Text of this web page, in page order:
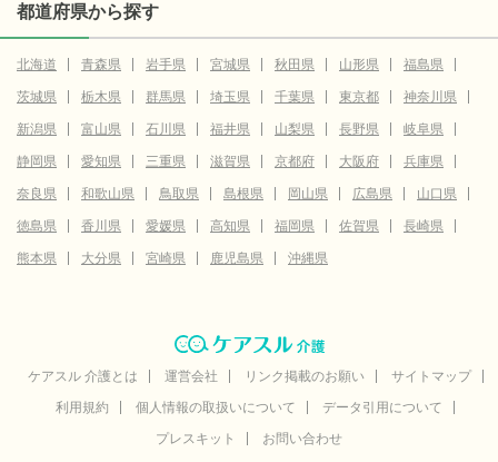
都道府県から探す
北海道 青森県 岩手県 宮城県 秋田県 山形県
福島県
茨城県
栃木県 群馬県 埼玉県 千葉県 東京都
神奈川県
新潟県
富山県 石川県 福井県 山梨県 長野県
岐阜県
静岡県
愛知県 三重県 滋賀県 京都府 大阪府
兵庫県
奈良県
和歌山県 鳥取県 島根県 岡山県 広島県
山口県
徳島県
香川県 愛媛県 高知県 福岡県 佐賀県
長崎県
熊本県
大分県 宮崎県 鹿児島県 沖縄県
ケアスル 介護とは 運営会社 リンク掲載のお願い
サイトマップ
利用規約
個人情報の取扱いについて
データ引用について
プレスキット
お問い合わせ